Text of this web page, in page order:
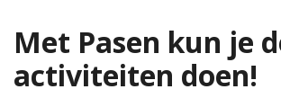
Met Pasen kun je
activiteiten doen!